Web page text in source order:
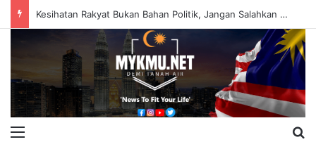
Kesihatan Rakyat Bukan Bahan Politik, Jangan Salahkan Onn Hafiz – Haslinda Salleh